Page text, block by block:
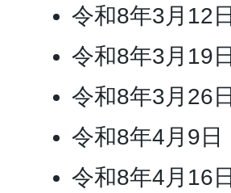
令和8年3月12日
令和8年3月19日
令和8年3月26日
令和8年4月9日
令和8年4月16日